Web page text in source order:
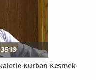
Kurban Kesmek
3519